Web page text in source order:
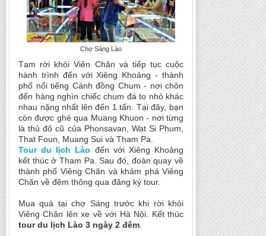
Chợ Sáng Lào
Tạm rời khỏi Viên Chăn và tiếp tục cuộc
hành trình đến với Xiêng Khoảng - thành
phố nổi tiếng Cánh đồng Chum - nơi chôn
đến hàng nghìn chiếc chum đá to nhỏ khác
nhau nặng nhất lên đến 1 tấn. Tại đây, bạn
còn được ghé qua Muang Khuon - nơi từng
là thủ đô cũ của Phonsavan, Wat Si Phum,
That Foun, Muang Sui và Tham Pa.
Tour du lịch Lào đến với Xiêng Khoảng
kết thúc ở Tham Pa. Sau đó, đoàn quay về
thành phố Viêng Chăn và khám phá Viêng
Chăn về đêm thông qua đăng ký tour.
Mua quà tại chợ Sáng trước khi rời khỏi
Viêng Chăn lên xe về với Hà Nội. Kết thúc
tour du lịch Lào 3 ngày 2 đêm